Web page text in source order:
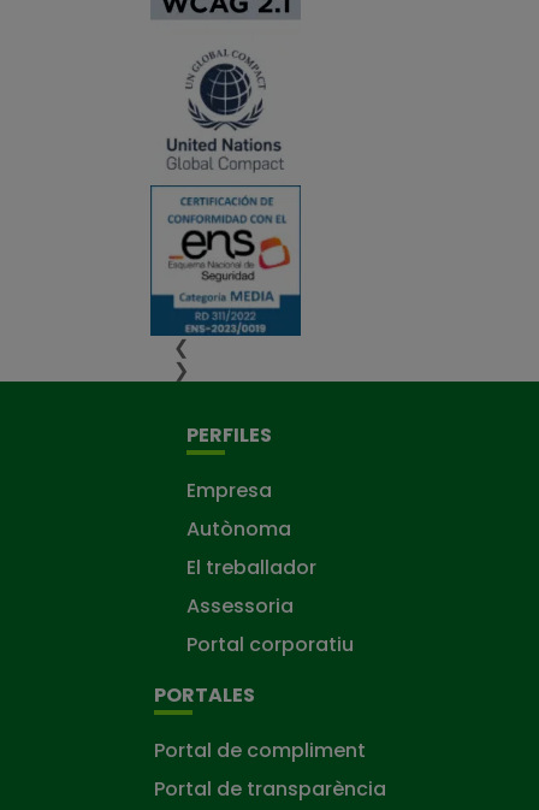
❮
❯
PERFILES
Empresa
Autònoma
El treballador
Assessoria
Portal corporatiu
PORTALES
Portal de compliment
Portal de transparència